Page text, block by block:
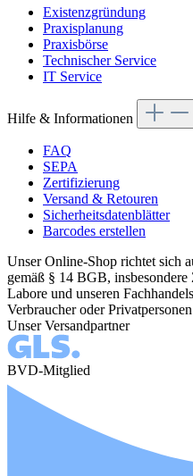
Existenzgründung
Praxisplanung
Praxisbörse
Technischer Service
IT Service
Hilfe & Informationen
FAQ
SEPA
Zertifizierung
Versand & Retouren
Sicherheitsdatenblätter
Barcodes erstellen
Unser Online-Shop richtet sich
gemäß § 14 BGB,
Labore und unseren
Verbraucher oder
Unser Versandpartner
BVD-Mitglied